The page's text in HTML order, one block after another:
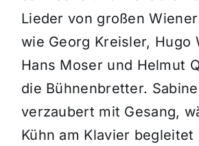
Lieder von großen
wie Georg Kreisler, Hugo
Hans Moser und Helmut
die Bühnenbretter.
verzaubert mit Gesang,
Kühn am Klavier begleitet